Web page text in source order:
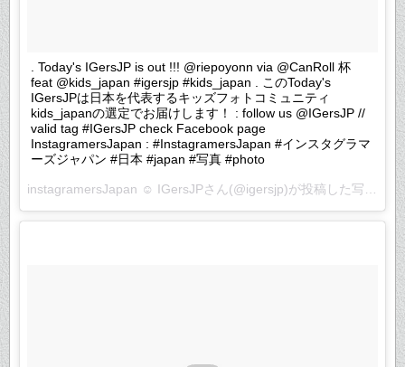
. Today's IGersJP is out !!! @riepoyonn via @CanRoll 杯
feat @kids_japan #igersjp #kids_japan . このToday's
IGersJPは日本を代表するキッズフォトコミュニティ
kids_japanの選定でお届けします！ : follow us @IGersJP //
valid tag #IGersJP check Facebook page
InstagramersJapan : #InstagramersJapan #インスタグラマ
ーズジャパン #日本 #japan #写真 #photo